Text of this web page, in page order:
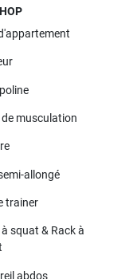
musculation
allongé
trainer
squat & Rack à
abdos